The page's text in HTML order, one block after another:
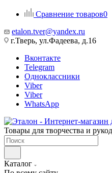
Сравнение товаров0
etalon.tver@yandex.ru
г.Тверь, ул.Фадеева, д.16
Вконтакте
Telegram
Одноклассники
Viber
Viber
WhatsApp
Товары для творчества и
Каталог